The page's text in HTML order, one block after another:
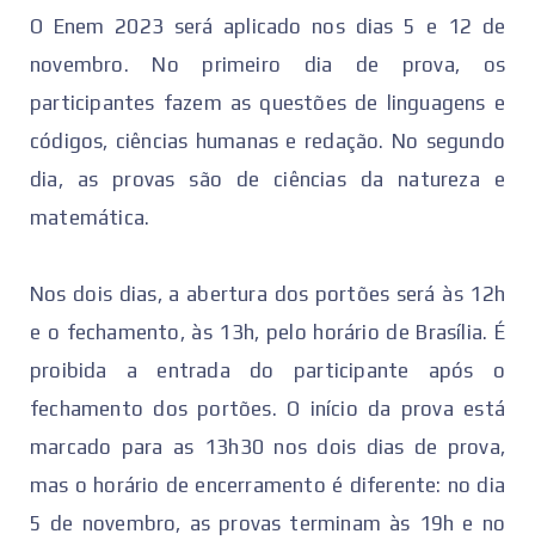
O Enem 2023 será aplicado nos dias 5 e 12 de
novembro. No primeiro dia de prova, os
participantes fazem as questões de linguagens e
códigos, ciências humanas e redação. No segundo
dia, as provas são de ciências da natureza e
matemática.
Nos dois dias, a abertura dos portões será às 12h
e o fechamento, às 13h, pelo horário de Brasília. É
proibida a entrada do participante após o
fechamento dos portões. O início da prova está
marcado para as 13h30 nos dois dias de prova,
mas o horário de encerramento é diferente: no dia
5 de novembro, as provas terminam às 19h e no